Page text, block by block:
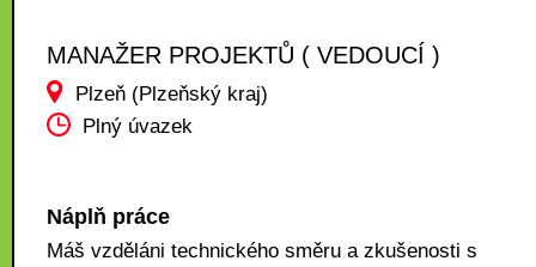
MANAŽER PROJEKTŮ ( VEDOUCÍ )
Plzeň (Plzeňský kraj)
Plný úvazek
Náplň práce
Máš vzděláni technického směru a zkušenosti s